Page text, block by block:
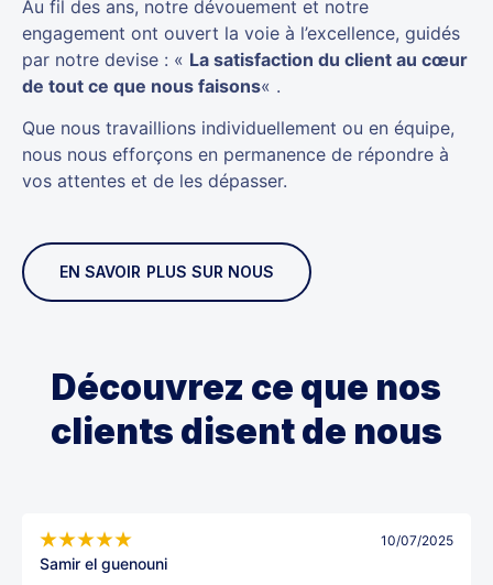
Au fil des ans, notre dévouement et notre
engagement ont ouvert la voie à l’excellence, guidés
par notre devise : « La satisfaction du client au cœur
de tout ce que nous faisons« .
Que nous travaillions individuellement ou en équipe,
nous nous efforçons en permanence de répondre à
vos attentes et de les dépasser.
EN SAVOIR PLUS SUR NOUS
Découvrez ce que nos
clients disent de nous
Samir el guenouni
10/07/2025